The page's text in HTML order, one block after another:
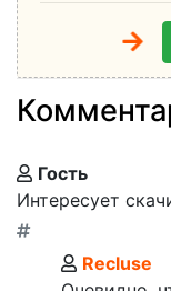
Гость
Интересует
Recluse